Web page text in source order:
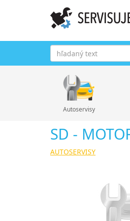
Autoservisy
SD -
AUTOSERVISY